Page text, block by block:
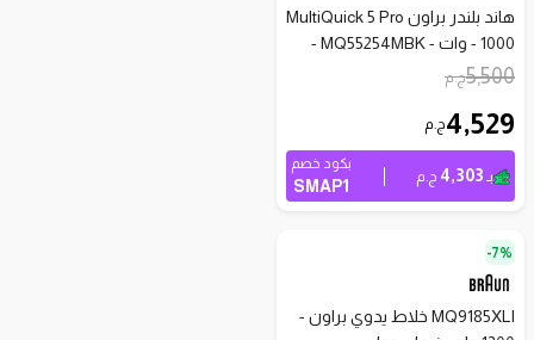
هاند بلندر براون MultiQuick 5 Pro
- 1000 وات - MQ55254MBK -
ضمان سنتين
5,500ج.م
4,529ج.م
بـ 4,303 ج.م
بكود خصم
SMAP1
7%-
MQ9185XLI خلاط يدوي براون -